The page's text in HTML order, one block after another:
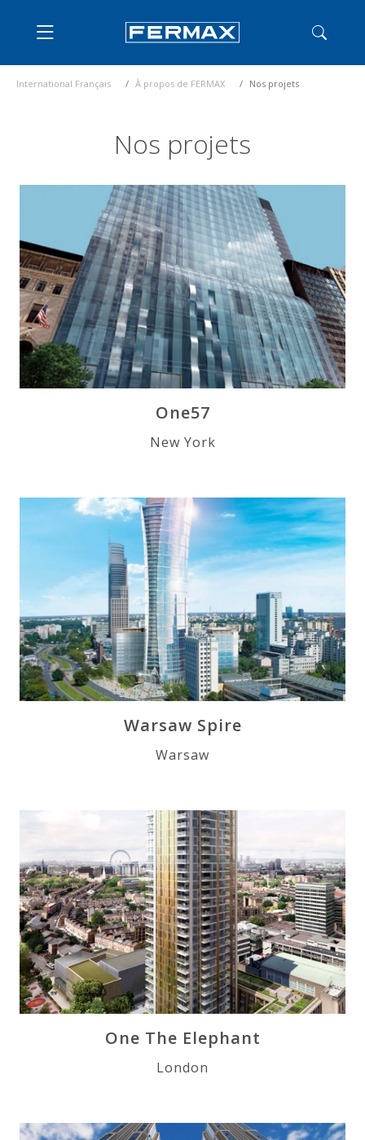
International Français À propos de FERMAX Nos projets
Nos projets
One57
New York
Warsaw Spire
Warsaw
One The Elephant
London